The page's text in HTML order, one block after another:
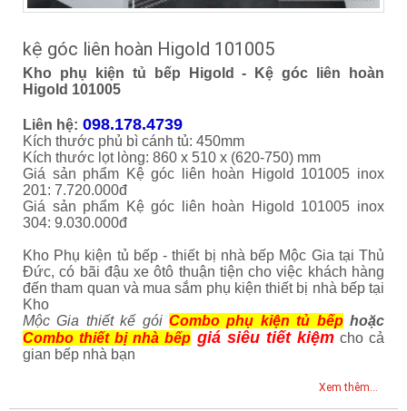
kệ góc liên hoàn Higold 101005
Kho phụ kiện tủ bếp Higold - Kệ góc liên hoàn
Higold 101005
Liên hệ: 098.178.4739
Kích thước phủ bì cánh tủ: 450mm
Kích thước lọt lòng: 860 x 510 x (620-750) mm
Giá sản phẩm Kệ góc liên hoàn Higold 101005 inox
201: 7.720.000đ
Giá sản phẩm Kệ góc liên hoàn Higold 101005 inox
304: 9.030.000đ
Kho Phụ kiện tủ bếp - thiết bị nhà bếp Mộc Gia tại Thủ
Đức, có bãi đậu xe ôtô thuận tiện cho việc khách hàng
đến tham quan và mua sắm phụ kiện thiết bị nhà bếp tại
Kho
Mộc Gia thiết kế gói Combo phụ kiện tủ bếphoặc
Combo thiết bị nhà bếp giá siêu tiết kiệm cho cả
gian bếp nhà bạn
Xem thêm...